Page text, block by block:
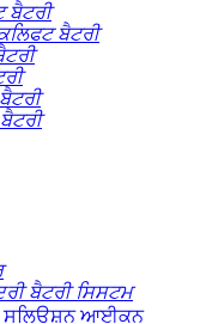
ਬੈਟਰੀ
ਬੈਟਰੀ
ਬੈਟਰੀ ਸਿਸਟਮ